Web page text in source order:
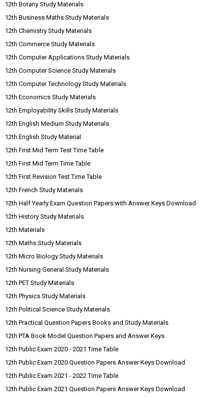
12th Botany Study Materials
12th Business Maths Study Materials
12th Chemistry Study Materials
12th Commerce Study Materials
12th Computer Applications Study Materials
12th Computer Science Study Materials
12th Computer Technology Study Materials
12th Economics Study Materials
12th Employability Skills Study Materials
12th English Medium Study Materials
12th English Study Material
12th First Mid Term Test Time Table
12th First Mid Term Time Table
12th First Revision Test Time Table
12th French Study Materials
12th Half Yearly Exam Question Papers with Answer Keys Download
12th History Study Materials
12th Materials
12th Maths Study Materials
12th Micro Biology Study Materials
12th Nursing General Study Materials
12th PET Study Materials
12th Physics Study Materials
12th Political Science Study Materials
12th Practical Question Papers Books and Study Materials
12th PTA Book Model Question Papers and Answer Keys
12th Public Exam 2020 - 2021 Time Table
12th Public Exam 2020 Question Papers Answer Keys Download
12th Public Exam 2021 - 2022 Time Table
12th Public Exam 2021 Question Papers Answer Keys Download